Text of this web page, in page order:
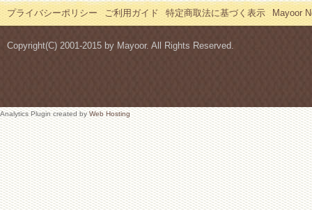
プライバシーポリシー ご利用ガイド 特定商取法に基づく表示 Mayoor
Copyright(C) 2001-2015 by Mayoor. All Rights Reserved.
Analytics Plugin created byWeb Hosting